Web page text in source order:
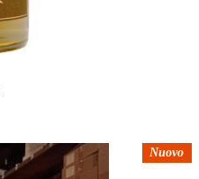
Nuovo